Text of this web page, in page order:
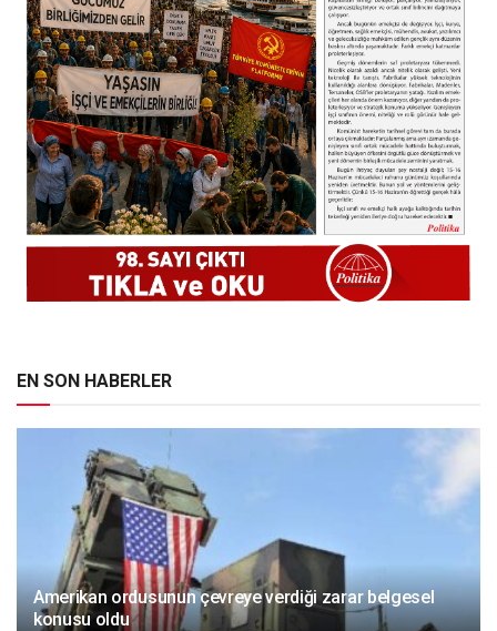
EN SON HABERLER
Amerikan ordusunun çevreye verdiği zarar belgesel
konusu oldu